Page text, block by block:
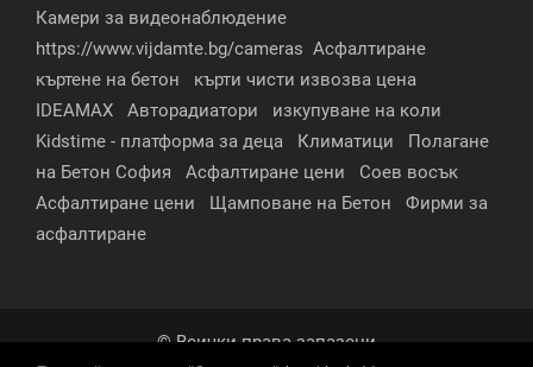
Камери за видеонаблюдение
https://www.vijdamte.bg/cameras Асфалтиране
къртене на бетон
кърти чисти извозва цена
IDEAMAX
Авторадиатори
изкупуване на коли
Kidstime - платформа за деца
Климатици
Полагане
на Бетон София
Асфалтиране цени
Соев восък
Асфалтиране цени
Щамповане на Бетон
Фирми за
асфалтиране
© Всички права запазени